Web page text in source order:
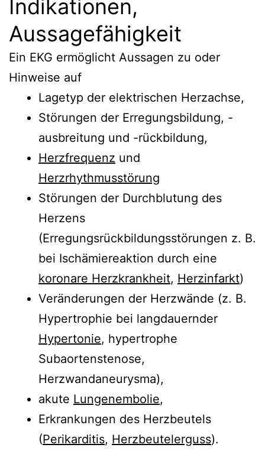
Indikationen,
Aussagefähigkeit
Ein EKG ermöglicht Aussagen zu oder
Hinweise auf
Lagetyp der elektrischen Herzachse,
Störungen der Erregungsbildung, -
ausbreitung und -rückbildung,
Herzfrequenz und
Herzrhythmusstörung
Störungen der Durchblutung des
Herzens
(Erregungsrückbildungsstörungen z. B.
bei Ischämiereaktion durch eine
koronare Herzkrankheit, Herzinfarkt)
Veränderungen der Herzwände (z. B.
Hypertrophie bei langdauernder
Hypertonie, hypertrophe
Subaortenstenose,
Herzwandaneurysma),
akute Lungenembolie,
Erkrankungen des Herzbeutels
(Perikarditis, Herzbeutelerguss).